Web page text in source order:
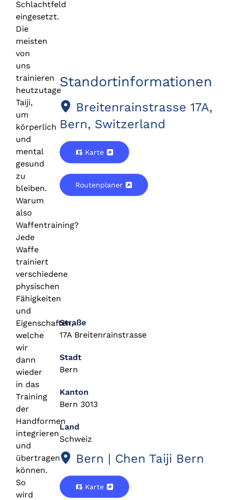
Schlachtfeld
eingesetzt.
Die
meisten
von
uns
trainieren
heutzutage
Taiji,
um
körperlich
und
mental
gesund
zu
bleiben.
Warum
also
Waffentraining?
Jede
Waffe
trainiert
verschiedene
physischen
Fähigkeiten
und
Eigenschaften,
welche
wir
dann
wieder
in das
Training
der
Handformen
integrieren
und
übertragen
können.
So
wird
Standortinformationen
Breitenrainstrasse 17A,
Bern, Switzerland
Karte
Routenplaner
Straße
17A Breitenrainstrasse
Stadt
Bern
Kanton
Bern 3013
Land
Schweiz
Bern | Chen Taiji Bern
Karte